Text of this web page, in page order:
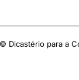
Dicastério para a